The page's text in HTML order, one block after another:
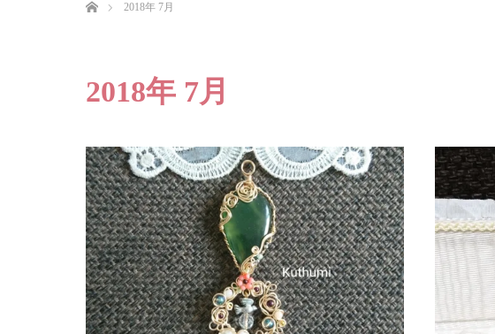
2018年 7月
2018年 7月